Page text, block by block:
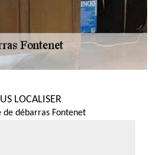
LOCALISER
de débarras Fontenet